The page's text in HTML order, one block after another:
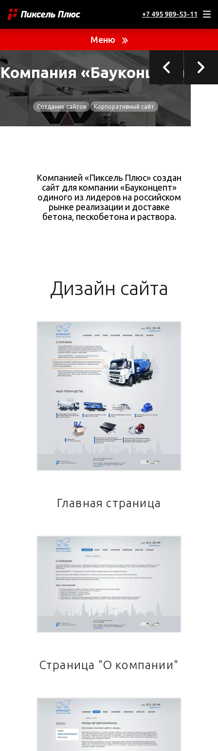
+7 495 989-53-11
Меню
Компания «Бауконцепт»
Продажа и доставка бетона
Компания «Бауконцепт»
Создание сайтов Корпоративный сайт
Компанией «Пиксель Плюс» создан
сайт для компании «Бауконцепт»
одиного из лидеров на российском
рынке реализации и доставке
бетона, пескобетона и раствора.
Дизайн сайта
Главная страница
Страница "О компании"